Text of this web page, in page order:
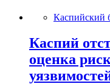
Каспийский
Каспий
оценка